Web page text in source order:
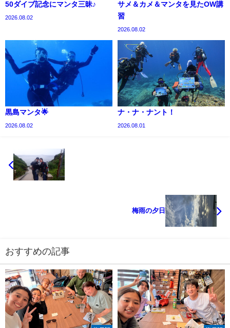
50ダイブ記念にマンタ三昧♪
2026.08.02
サメ＆カメ＆マンタを見たOW講
習
2026.08.02
黒島マンタ🌟
2026.08.02
ナ・ナ・ナント！
2026.08.01
梅雨の夕日
おすすめの記事